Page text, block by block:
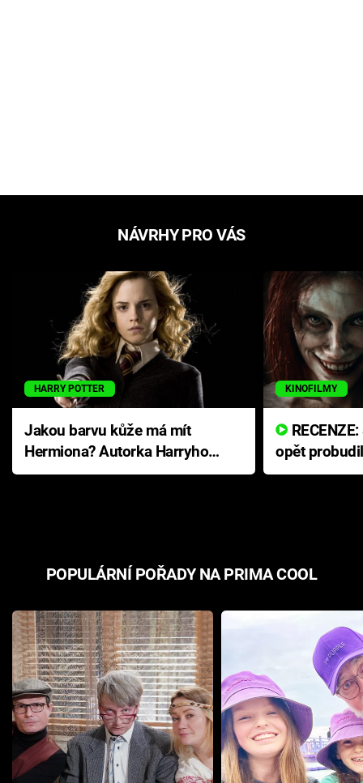
NÁVRHY PRO VÁS
HARRY POTTER
Jakou barvu kůže má mít
Hermiona? Autorka Harryho
Pottera přišla s ráznou
KINOFILMY
opět
přichází s
POPULÁRNÍ POŘADY NA PRIMA COOL